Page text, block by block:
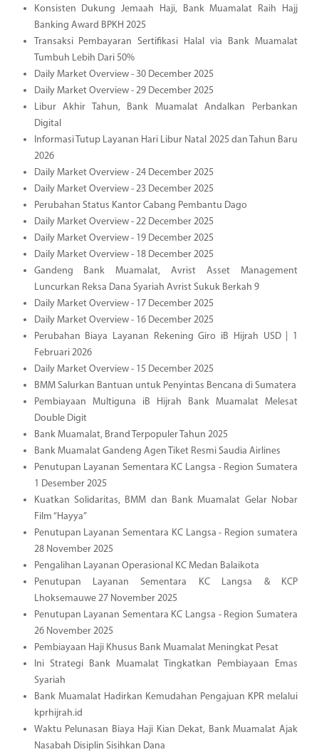
Konsisten Dukung Jemaah Haji, Bank Muamalat Raih Hajj
Banking Award BPKH 2025
Transaksi Pembayaran Sertifikasi Halal via Bank Muamalat
Tumbuh Lebih Dari 50%
Daily Market Overview - 30 December 2025
Daily Market Overview - 29 December 2025
Libur Akhir Tahun, Bank Muamalat Andalkan Perbankan
Digital
Informasi Tutup Layanan Hari Libur Natal 2025 dan Tahun Baru
2026
Daily Market Overview - 24 December 2025
Daily Market Overview - 23 December 2025
Perubahan Status Kantor Cabang Pembantu Dago
Daily Market Overview - 22 December 2025
Daily Market Overview - 19 December 2025
Daily Market Overview - 18 December 2025
Gandeng Bank Muamalat, Avrist Asset Management
Luncurkan Reksa Dana Syariah Avrist Sukuk Berkah 9
Daily Market Overview - 17 December 2025
Daily Market Overview - 16 December 2025
Perubahan Biaya Layanan Rekening Giro iB Hijrah USD | 1
Februari 2026
Daily Market Overview - 15 December 2025
BMM Salurkan Bantuan untuk Penyintas Bencana di Sumatera
Pembiayaan Multiguna iB Hijrah Bank Muamalat Melesat
Double Digit
Bank Muamalat, Brand Terpopuler Tahun 2025
Bank Muamalat Gandeng Agen Tiket Resmi Saudia Airlines
Penutupan Layanan Sementara KC Langsa - Region Sumatera
1 Desember 2025
Kuatkan Solidaritas, BMM dan Bank Muamalat Gelar Nobar
Film “Hayya”
Penutupan Layanan Sementara KC Langsa - Region sumatera
28 November 2025
Pengalihan Layanan Operasional KC Medan Balaikota
Penutupan Layanan Sementara KC Langsa & KCP
Lhoksemauwe 27 November 2025
Penutupan Layanan Sementara KC Langsa - Region Sumatera
26 November 2025
Pembiayaan Haji Khusus Bank Muamalat Meningkat Pesat
Ini Strategi Bank Muamalat Tingkatkan Pembiayaan Emas
Syariah
Bank Muamalat Hadirkan Kemudahan Pengajuan KPR melalui
kprhijrah.id
Waktu Pelunasan Biaya Haji Kian Dekat, Bank Muamalat Ajak
Nasabah Disiplin Sisihkan Dana